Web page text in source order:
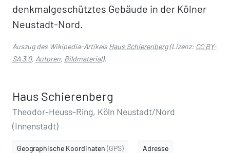
denkmalgeschütztes Gebäude in der Kölner
Neustadt-Nord.
Auszug des Wikipedia-ArtikelsHaus Schierenberg(Lizenz: CC BY-
SA 3.0, Autoren, Bildmaterial).
Haus Schierenberg
Theodor-Heuss-Ring, Köln Neustadt/Nord
(Innenstadt)
Geographische Koordinaten (GPS) Adresse